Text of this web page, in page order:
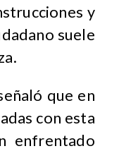
y
suele
que en
con esta
enfrentado